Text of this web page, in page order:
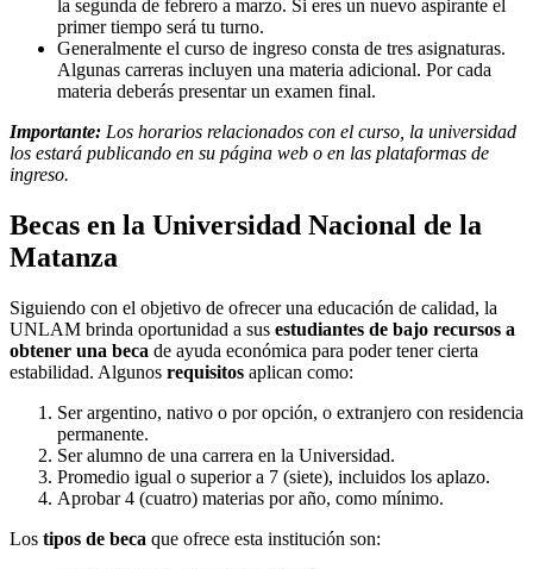
la segunda de febrero a marzo. Si eres un nuevo aspirante el
primer tiempo será tu turno.
Generalmente el curso de ingreso consta de tres asignaturas.
Algunas carreras incluyen una materia adicional. Por cada
materia deberás presentar un examen final.
Importante: Los horarios relacionados con el curso, la universidad
los estará publicando en su página web o en las plataformas de
ingreso.
Becas en la Universidad Nacional de la
Matanza
Siguiendo con el objetivo de ofrecer una educación de calidad, la
UNLAM brinda oportunidad a sus estudiantes de bajo recursos a
obtener una beca de ayuda económica para poder tener cierta
estabilidad. Algunos requisitos aplican como:
Ser argentino, nativo o por opción, o extranjero con residencia
permanente.
Ser alumno de una carrera en la Universidad.
Promedio igual o superior a 7 (siete), incluidos los aplazo.
Aprobar 4 (cuatro) materias por año, como mínimo.
Los tipos de beca que ofrece esta institución son: